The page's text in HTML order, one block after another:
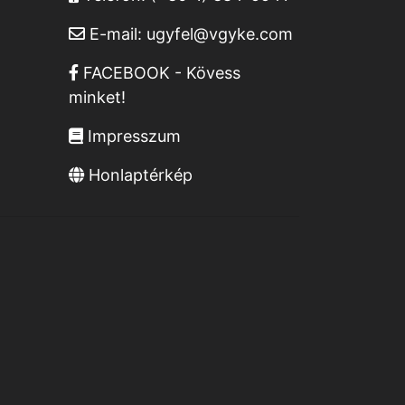
E-mail: ugyfel@vgyke.com
FACEBOOK - Kövess
minket!
Impresszum
Honlaptérkép